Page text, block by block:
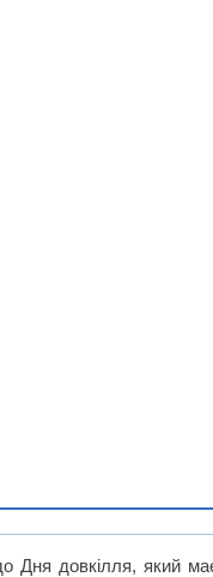
Дня довкілля, який